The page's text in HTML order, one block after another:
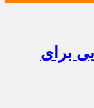
برای